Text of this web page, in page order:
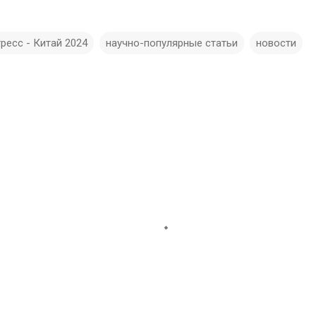
- Китай 2024 научно-популярные статьи новости